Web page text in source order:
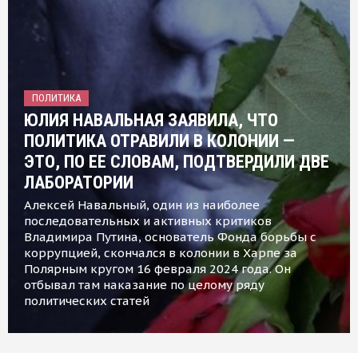
ПОЛИТИКА
ЮЛИЯ НАВАЛЬНАЯ ЗАЯВИЛА, ЧТО
ПОЛИТИКА ОТРАВИЛИ В КОЛОНИИ —
ЭТО, ПО ЕЕ СЛОВАМ, ПОДТВЕРДИЛИ ДВЕ
ЛАБОРАТОРИИ
Алексей Навальный, один из наиболее
последовательных и активных критиков
Владимира Путина, основатель Фонда борьбы с
коррупцией, скончался в колонии в Харпе за
Полярным кругом 16 февраля 2024 года. Он
отбывал там наказание по целому ряду
политических статей